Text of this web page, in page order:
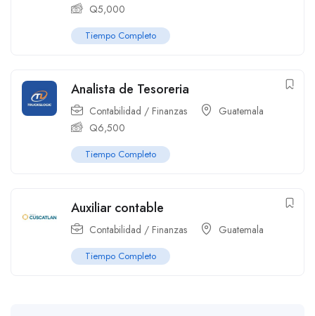
Q5,000
Tiempo Completo
Analista de Tesoreria
Contabilidad / Finanzas
Guatemala
Q6,500
Tiempo Completo
Auxiliar contable
Contabilidad / Finanzas Guatemala
Tiempo Completo